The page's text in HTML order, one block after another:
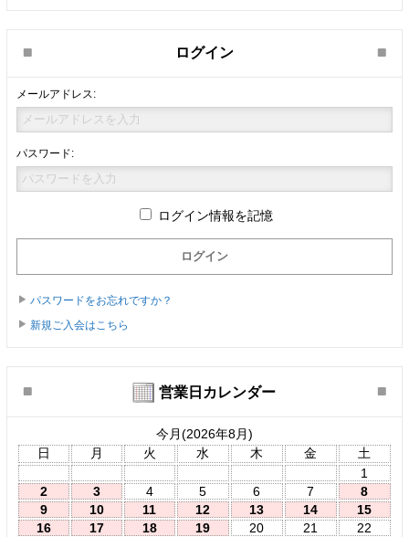
ログイン
メールアドレス:
パスワード:
ログイン情報を記憶
パスワードをお忘れですか？
新規ご入会はこちら
営業日カレンダー
今月(2026年8月)
日
月 火 水 木 金
土
1
2
3 4 5 6 7
8
9
10 11 12 13 14
15
16
17 18 19 20 21
22